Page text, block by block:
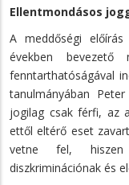
Ellentmondásos
A meddőségi
években bevezető
fenntarthatóságával
tanulmányában
jogilag csak férfi, az
ettől eltérő eset
vetne fel, hiszen
diszkriminációnak és